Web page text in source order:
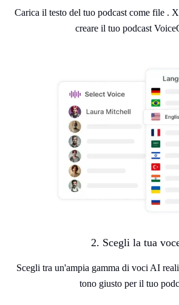
Carica il testo del tuo podcast come file .
creare il tuo podcast
2. Scegli la tua
Scegli tra un'ampia gamma di voci AI
tono giusto per il tuo